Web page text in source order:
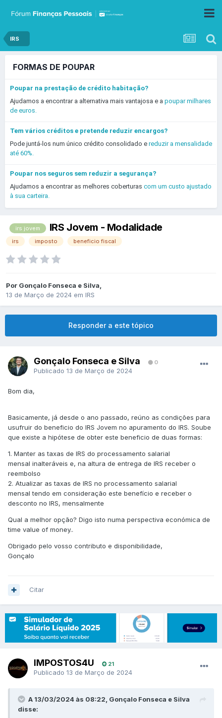
IRS
FORMAS DE POUPAR
Poupar na prestação de crédito habitação?
Ajudamos a encontrar a alternativa mais vantajosa e a poupar milhares
de euros.
Tem vários créditos e pretende reduzir encargos?
Pode juntá-los num único crédito consolidado e reduzir a mensalidade
até 60%.
Poupar nos seguros sem reduzir a segurança?
Ajudamos a encontrar as melhores coberturas com um custo ajustado
à sua carteira.
irs jovem IRS Jovem - Modalidade
irs imposto beneficio fiscal
Por Gonçalo Fonseca e Silva,
13 de Março de 2024 em IRS
Responder a este tópico
Gonçalo Fonseca e Silva 0
Publicado 13 de Março de 2024
Bom dia,
Basicamente, já desde o ano passado, reúno as condições para
usufruir do beneficio do IRS Jovem no apuramento do IRS. Soube
que existe a hipótese de obter este beneficio de duas formas:
1. Manter as taxas de IRS do processamento salarial
mensal inalteráveis e, na altura de entrega de IRS receber o
reembolso
2. Atualizar as taxas de IRS no processamento salarial
mensal tendo em consideração este benefício e receber o
desconto no IRS, mensalmente
Qual a melhor opção? Digo isto numa perspectiva económica de
time value of money..
Obrigado pelo vosso contributo e disponibilidade,
Gonçalo
Citar
IMPOSTOS4U 21
Publicado 13 de Março de 2024
A 13/03/2024 às 08:22, Gonçalo Fonseca e Silva
disse: